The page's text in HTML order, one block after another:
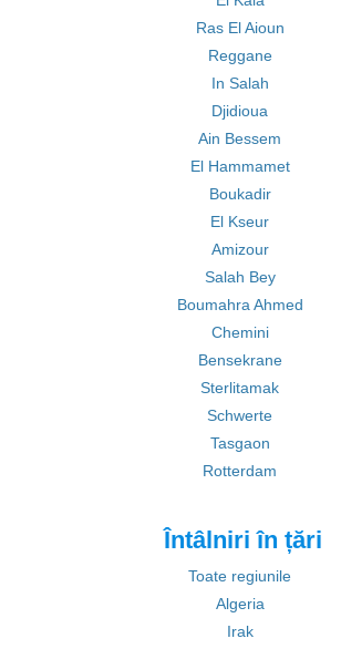
Ras El Aioun
Reggane
In Salah
Djidioua
Ain Bessem
El Hammamet
Boukadir
El Kseur
Amizour
Salah Bey
Boumahra Ahmed
Chemini
Bensekrane
Sterlitamak
Schwerte
Tasgaon
Rotterdam
Întâlniri în țări
Toate regiunile
Algeria
Irak